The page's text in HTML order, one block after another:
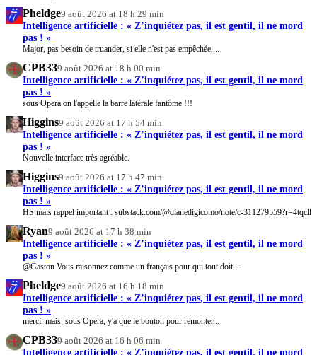
Pheldge9 août 2026 at 18 h 29 min
Intelligence artificielle : « Z’inquiétez pas, il est gentil, il ne mord
pas ! »
Major, pas besoin de truander, si elle n'est pas empêchée,...
CPB339 août 2026 at 18 h 00 min
Intelligence artificielle : « Z’inquiétez pas, il est gentil, il ne mord
pas ! »
sous Opera on l'appelle la barre latérale fantôme !!!
Higgins9 août 2026 at 17 h 54 min
Intelligence artificielle : « Z’inquiétez pas, il est gentil, il ne mord
pas ! »
Nouvelle interface très agréable.
Higgins9 août 2026 at 17 h 47 min
Intelligence artificielle : « Z’inquiétez pas, il est gentil, il ne mord
pas ! »
HS mais rappel important : substack.com/@dianedigicomo/note/c-311279559?r=4tqcll
Ryan9 août 2026 at 17 h 38 min
Intelligence artificielle : « Z’inquiétez pas, il est gentil, il ne mord
pas ! »
@Gaston Vous raisonnez comme un français pour qui tout doit...
Pheldge9 août 2026 at 16 h 18 min
Intelligence artificielle : « Z’inquiétez pas, il est gentil, il ne mord
pas ! »
merci, mais, sous Opera, y'a que le bouton pour remonter...
CPB339 août 2026 at 16 h 06 min
Intelligence artificielle : « Z’inquiétez pas, il est gentil, il ne mord